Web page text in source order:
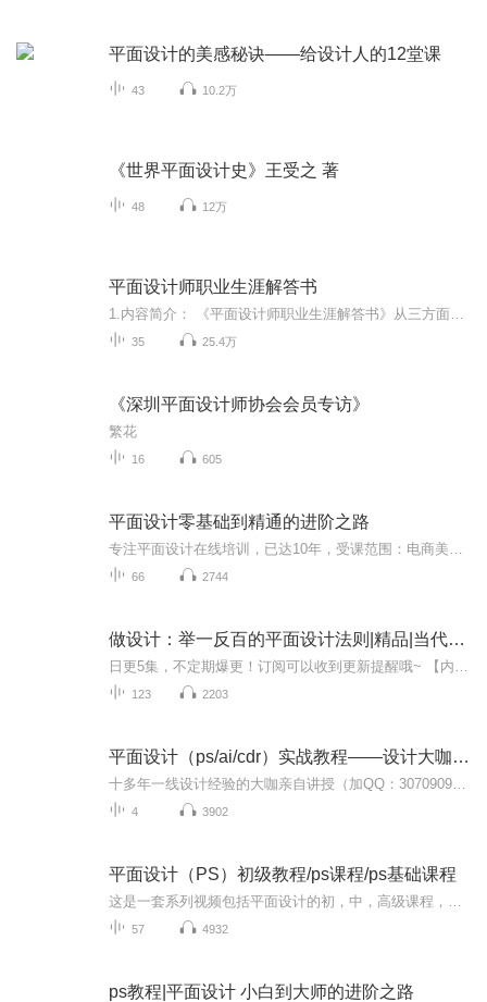
平面设计的美感秘诀――给设计人的12堂课
43 10.2万
《世界平面设计史》王受之 著
48 12万
平面设计师职业生涯解答书
35 25.4万
《深圳平面设计师协会会员专访》
繁花
16 605
平面设计零基础到精通的进阶之路
66 2744
做设计：举一反百的平面设计法则|精品|当代文学
123 2203
平面设计（ps/ai/cdr）实战教程——设计大咖教你零基础学设计
4 3902
平面设计（PS）初级教程/ps课程/ps基础课程
57 4932
ps教程|平面设计 小白到大师的进阶之路